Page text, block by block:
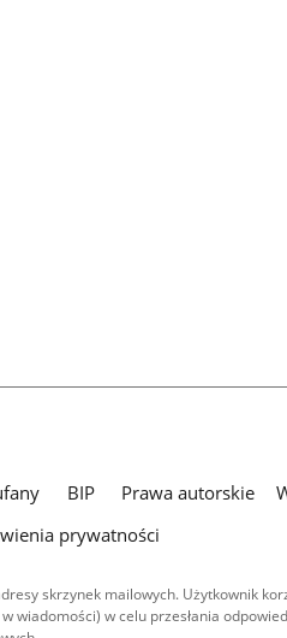
BIP Prawa autorskie
prywatności
skrzynek mailowych. Użytkownik
w celu przesłania